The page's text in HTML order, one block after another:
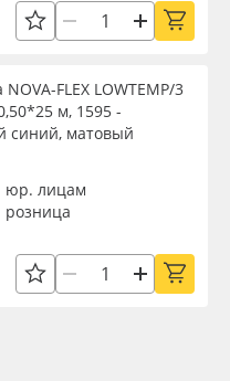
FLEX LOWTEMP/3
м, 1595 -
синий, матовый
юр. лицам
розница